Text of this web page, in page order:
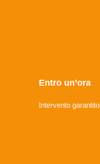
Entro un’ora
Intervento